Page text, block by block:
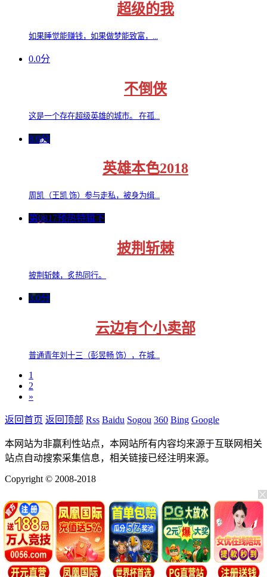
超级的我
如果睡觉能赚钱，如果做梦能致富，...
0.0分
不倒侠
这是一个存在超级英雄的城市。 在孤...
8.0分
英雄本色2018
周凯（王凯 饰）参与走私，被身为缉...
第0817预热特辑下
披荆斩棘
披荆斩棘，炙热同行。
3.0分
云边有个小卖部
普通青年刘十三（彭昱畅 饰），在城...
1
2
»
返回首页 返回顶部 Rss Baidu Sogou 360 Bing Google
本网站为非赢利性站点，本网站所有内容均来源于互联网相关
站点自动搜索采集信息，相关链接已经注明来源。
Copyright © 2008-2018